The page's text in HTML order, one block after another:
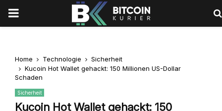
PRIMARY
Home Technologie
Sicherheit
Kucoin Hot Wallet gehackt: 150 Millionen US-Dollar
Schaden
Sicherheit
Kucoin Hot Wallet gehackt: 150